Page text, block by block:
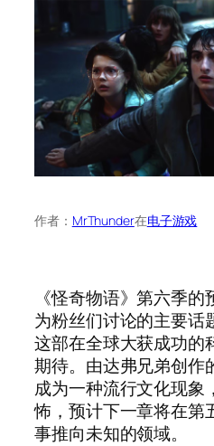
作者： MrThunder在电子游戏
《怪奇物语》第六季
为粉丝们讨论的主要话
这部在全球大获成功的
期待。由达弗兄弟创作
成为一种流行文化现象
怖，预计下一章将在第
事推向未知的领域。